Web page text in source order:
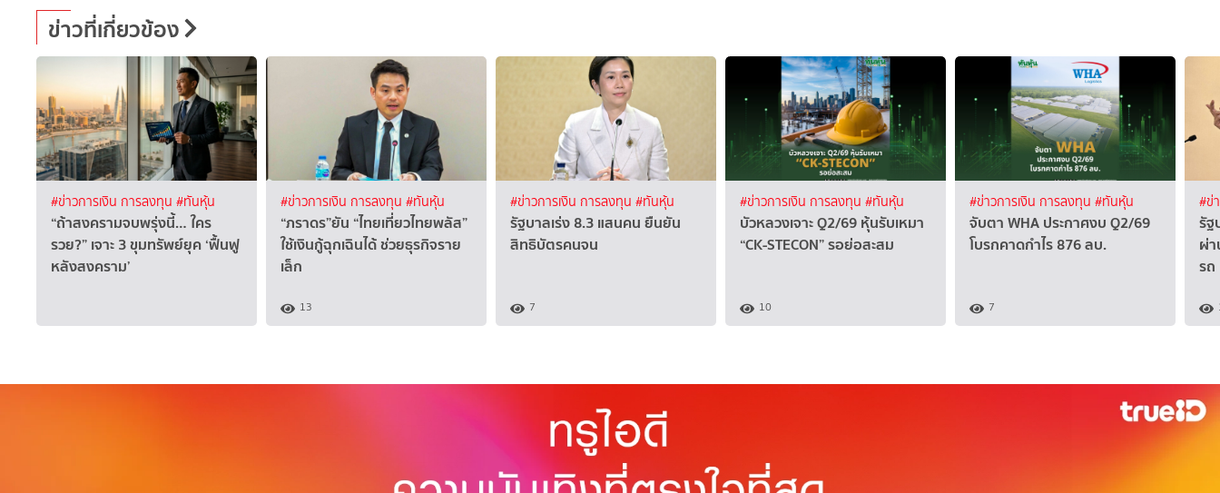
ข่าวที่เกี่ยวข้อง
#ข่าวการเงิน การลงทุน #ทันหุ้น
“ถ้าสงครามจบพรุ่งนี้… ใคร
รวย?” เจาะ 3 ขุมทรัพย์ยุค ‘ฟื้นฟู
หลังสงคราม’
#ข่าวการเงิน การลงทุน #ทันหุ้น
“ภราดร”ยัน “ไทยเที่ยวไทยพลัส”
ใช้เงินกู้ฉุกเฉินได้ ช่วยธุรกิจราย
เล็ก
13
#ข่าวการเงิน การลงทุน #ทันหุ้น
รัฐบาลเร่ง 8.3 แสนคน ยืนยัน
สิทธิบัตรคนจน
7
#ข่าวการเงิน การลงทุน #ทันหุ้น
บัวหลวงเจาะ Q2/69 หุ้นรับเหมา
“CK-STECON” รอย่อสะสม
10
#ข่าวการเงิน การลงทุน #ทันหุ้น
จับตา WHA ประกาศงบ Q2/69
โบรกคาดกำไร 876 ลบ.
7
#ข่
รัฐ
ผ่
รถ